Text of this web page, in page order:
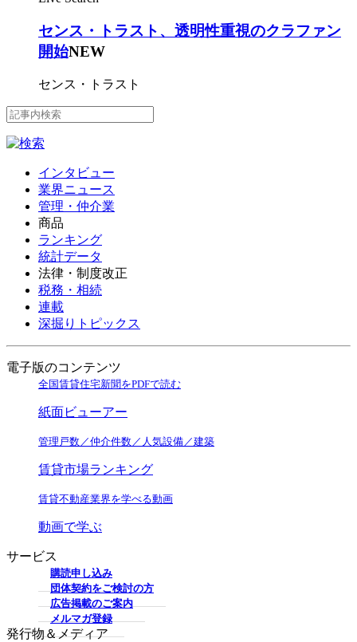
センス・トラスト、透明性重視のクラファン
開始NEW
センス・トラスト
インタビュー
業界ニュース
管理・仲介業
商品
ランキング
統計データ
法律・制度改正
税務・相続
連載
深掘りトピックス
電子版のコンテンツ
全国賃貸住宅新聞をPDFで読む
紙面ビューアー
管理戸数／仲介件数／人気設備／建築
賃貸市場ランキング
賃貸不動産業界を学べる動画
動画で学ぶ
サービス
購読申し込み
団体契約をご検討の方
広告掲載のご案内
メルマガ登録
発行物＆メディア